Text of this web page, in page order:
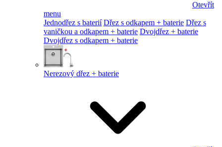
Otevřít
menu
Jednodřez s baterií Dřez s odkapem + baterie Dřez s
vaničkou a odkapem + baterie Dvojdřez + baterie
Dvojdřez s odkapem + baterie
Nerezový dřez + baterie